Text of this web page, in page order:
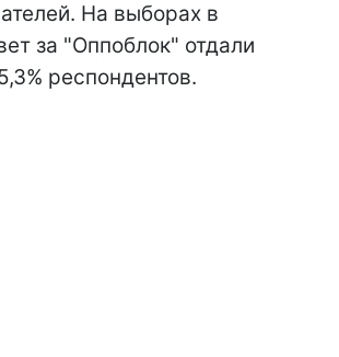
На выборах в
за "Оппоблок" отдали
респондентов.